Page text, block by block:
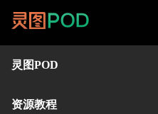
灵图POD
资源教程